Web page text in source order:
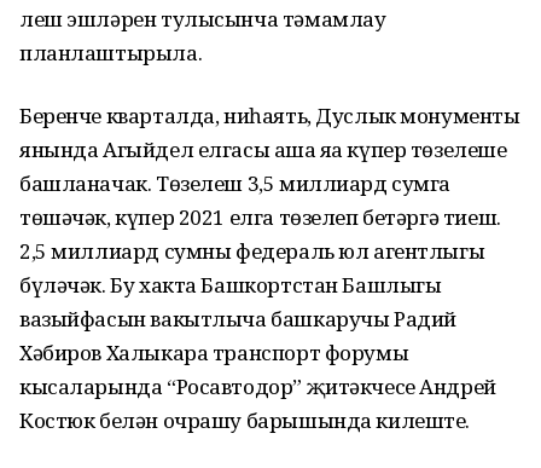
леш эшләрен тулысынча тәмам­лау
планлаштырыла.
Беренче кварталда, ниһаять, Дуслык монументы
янында Агыйдел елгасы аша яңа күпер төзелеше
башланачак. Төзелеш 3,5 миллиард сумга
төшәчәк, күпер 2021 елга төзелеп бетәргә тиеш.
2,5 миллиард сумны федераль юл агентлыгы
бүләчәк. Бу хакта Башкортстан Башлыгы
вазыйфасын вакытлыча башкаручы Радий
Хәбиров Халыкара транспорт форумы
кысаларында “Росавтодор” җитәкчесе Андрей
Костюк белән очрашу барышында килеште.